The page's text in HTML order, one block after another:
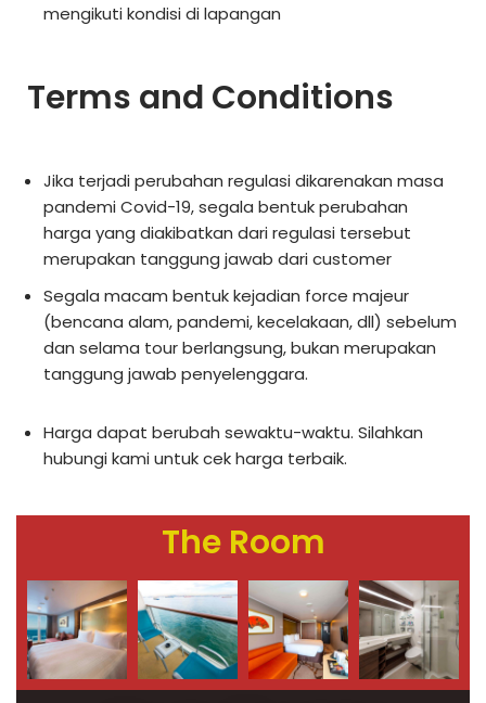
mengikuti kondisi di lapangan
Terms and Conditions
Jika terjadi perubahan regulasi dikarenakan masa
pandemi Covid-19, segala bentuk perubahan
harga yang diakibatkan dari regulasi tersebut
merupakan tanggung jawab dari customer
Segala macam bentuk kejadian force majeur
(bencana alam, pandemi, kecelakaan, dll) sebelum
dan selama tour berlangsung, bukan merupakan
tanggung jawab penyelenggara.
Harga dapat berubah sewaktu-waktu. Silahkan
hubungi kami untuk cek harga terbaik.
The Room